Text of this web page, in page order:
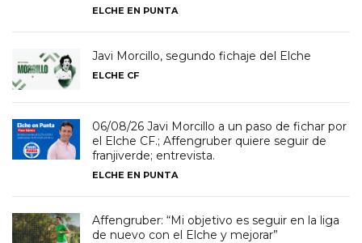
ELCHE EN PUNTA
Javi Morcillo, segundo fichaje del Elche
ELCHE CF
06/08/26 Javi Morcillo a un paso de fichar por
el Elche CF.; Affengruber quiere seguir de
franjiverde; entrevista.
ELCHE EN PUNTA
Affengruber: “Mi objetivo es seguir en la liga
de nuevo con el Elche y mejorar”